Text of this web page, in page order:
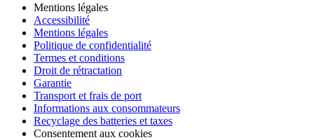
Mentions légales
Accessibilité
Mentions légales
Politique de confidentialité
Termes et conditions
Droit de rétractation
Garantie
Transport et frais de port
Informations aux consommateurs
Recyclage des batteries et taxes
Consentement aux cookies